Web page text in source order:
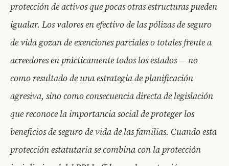
protección de activos que pocas otras estructuras pueden
igualar. Los valores en efectivo de las pólizas de seguro
de vida gozan de exenciones parciales o totales frente a
acreedores en prácticamente todos los estados — no
como resultado de una estrategia de planificación
agresiva, sino como consecuencia directa de legislación
que reconoce la importancia social de proteger los
beneficios de seguro de vida de las familias. Cuando esta
protección estatutaria se combina con la protección